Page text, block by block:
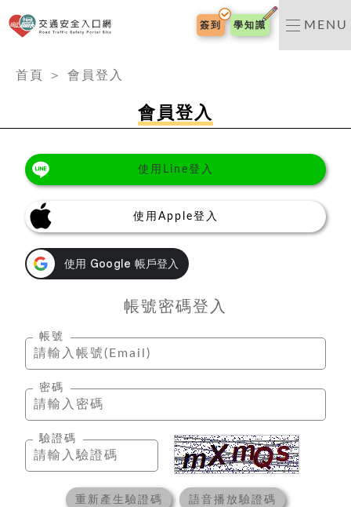
交通安全入口網
簽到 學知識 MENU
首頁
＞ 會員登入
會員登入
使用Line登入
使用Apple登入
帳號密碼登入
帳號
密碼
驗證碼
重新產生驗證碼 語音播放驗證碼